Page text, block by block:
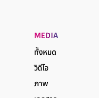
MEDIA
ทั้งหมด
วิดีโอ
ภาพ